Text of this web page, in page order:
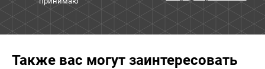
Также вас могут заинтересовать